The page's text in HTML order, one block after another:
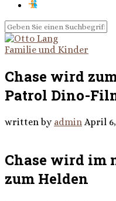
Familie und Kinder
Chase wird
Patrol Dino-
written by admin April
Chase wird im
zum Helden